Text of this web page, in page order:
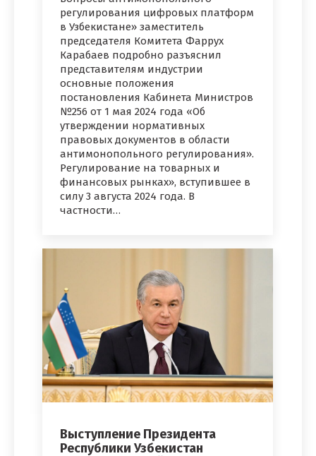
регулирования цифровых платформ
в Узбекистане» заместитель
председателя Комитета Фаррух
Карабаев подробно разъяснил
представителям индустрии
основные положения
постановления Кабинета Министров
№256 от 1 мая 2024 года «Об
утверждении нормативных
правовых документов в области
антимонопольного регулирования».
Регулирование на товарных и
финансовых рынках», вступившее в
силу 3 августа 2024 года. В
частности…
Выступление Президента
Республики Узбекистан